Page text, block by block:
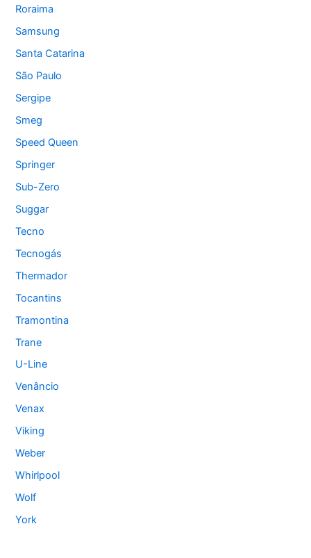
Roraima
Samsung
Santa Catarina
São Paulo
Sergipe
Smeg
Speed Queen
Springer
Sub-Zero
Suggar
Tecno
Tecnogás
Thermador
Tocantins
Tramontina
Trane
U-Line
Venâncio
Venax
Viking
Weber
Whirlpool
Wolf
York